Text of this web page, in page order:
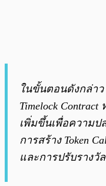
ในขั้นตอนดังกล่า
Timelock
เพิ่มขึ้นเพื่อความ
การสร้าง Token
และการปรับรางวั